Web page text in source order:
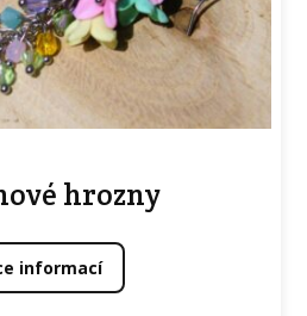
hrozny
informací